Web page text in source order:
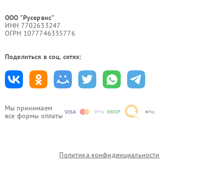
Мы принимаем
все формы оплаты
ООО "Русервис"
ИНН 7702633247
ОГРН 1077746335776
Поделиться в соц. сетях:
Политика конфиденциальности